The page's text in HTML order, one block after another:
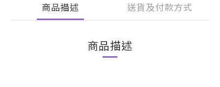
商品描述 送貨及付款方式
商品描述